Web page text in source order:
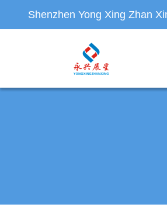
Shenzhen Yong Xing Zhan